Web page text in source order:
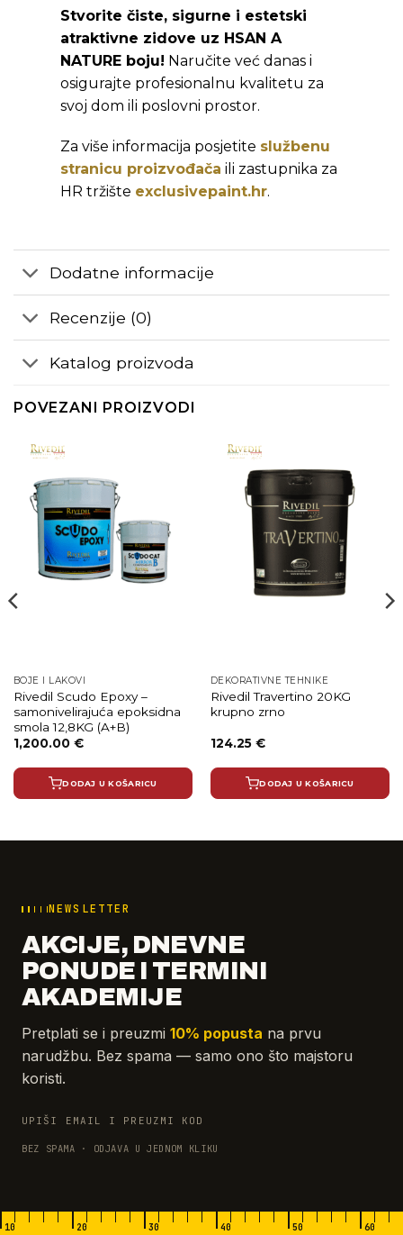
Stvorite čiste, sigurne i estetski
atraktivne zidove uz HSAN A
NATURE boju! Naručite već danas i
osigurajte profesionalnu kvalitetu za
svoj dom ili poslovni prostor.
Za više informacija posjetite službenu
stranicu proizvođača ili zastupnika za
HR tržište exclusivepaint.hr.
Dodatne informacije
Recenzije (0)
Katalog proizvoda
POVEZANI PROIZVODI
BOJE I LAKOVI
Rivedil Scudo Epoxy –
samonivelirajuća epoksidna
smola 12,8KG (A+B)
1,200.00 €
DODAJ U KOŠARICU
DEKORATIVNE TEHNIKE
Rivedil Travertino 20KG
krupno zrno
124.25 €
DODAJ U KOŠARICU
NEWSLETTER
AKCIJE, DNEVNE
PONUDE I TERMINI
AKADEMIJE
Pretplati se i preuzmi 10% popusta na prvu
narudžbu. Bez spama — samo ono što majstoru
koristi.
UPIŠI EMAIL I PREUZMI KOD
BEZ SPAMA · ODJAVA U JEDNOM KLIKU
10 20 30 40 50 60